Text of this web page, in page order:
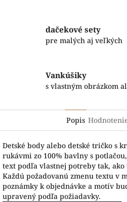
dačekové sety
pre malých aj veľkých
Vankúšiky
s vlastným obrázkom
Popis
Detské body alebo detské tričko s
rukávmi zo 100% bavlny s
text podľa vlastnej potreby tak,
Každú požadovanú zmenu textu v
poznámky k objednávke a motív
upravený podľa požiadavky.